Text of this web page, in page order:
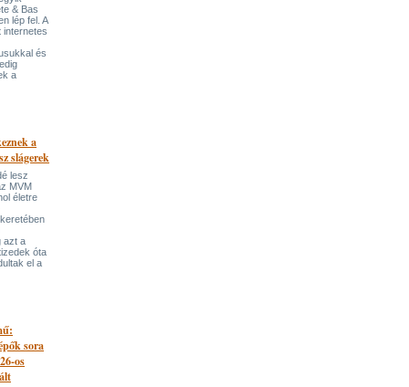
& Bas
lép fel. A
internetes
és
a
a
slágerek
lesz
MVM
életre
azt a
óta
el a
sora
os